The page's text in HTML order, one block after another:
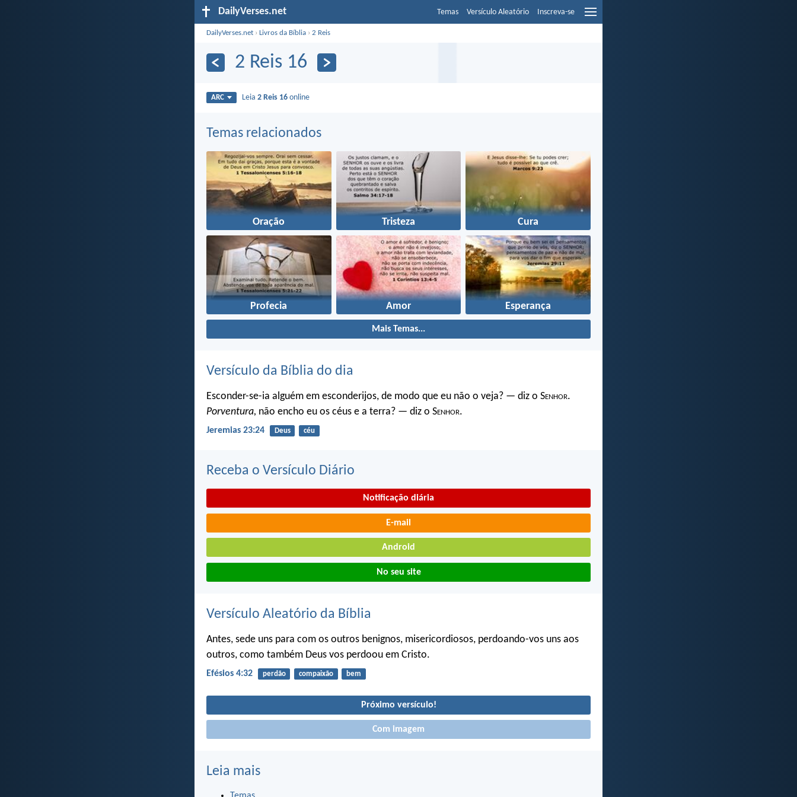
DailyVerses.net Temas Versículo Aleatório Inscreva-se
DailyVerses.net ›Livros da Bíblia ›2 Reis
2 Reis 16
ARC Leia2 Reis 16 online
Temas relacionados
Oração Tristeza Cura
Profecia Amor Esperança
Mais Temas...
Versículo da Bíblia do dia
Esconder-se-ia alguém em esconderijos, de modo que eu não o veja? — diz o Senhor.
Porventura, não encho eu os céus e a terra? — diz o Senhor.
Jeremias 23:24 Deus céu
Receba o Versículo Diário
Notificação diária
E-mail
Android
No seu site
Versículo Aleatório da Bíblia
Antes, sede uns para com os outros benignos, misericordiosos, perdoando-vos uns aos
outros, como também Deus vos perdoou em Cristo.
Efésios 4:32 perdão compaixão bem
Próximo versículo!
Com imagem
Leia mais